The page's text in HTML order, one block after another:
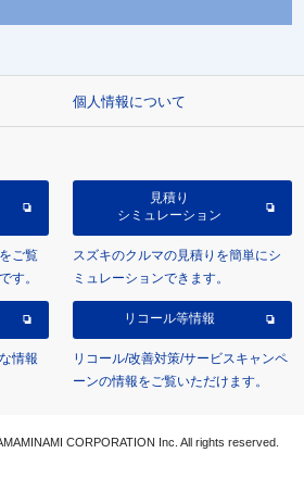
個人情報について
ご覧
す。
見積り
シミュレーション
スズキのクルマの見積りを簡単にシ
ミュレーションできます。
情報
リコール等情報
リコール/改善対策/サービスキャンペ
ーンの情報をご覧いただけます。
CORPORATION Inc. All rights reserved.